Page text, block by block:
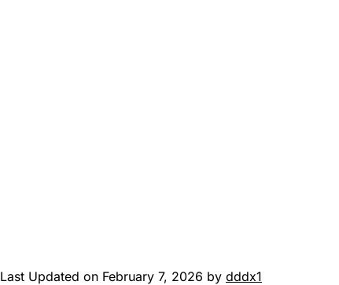
Last Updated on February 7, 2026 by dddx1